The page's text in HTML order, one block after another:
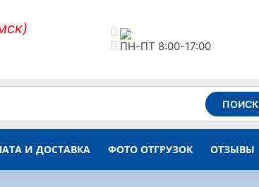
ПН-ПТ 8:00-17:00
ПОИСК
И ДОСТАВКА ФОТО ОТГРУЗОК ОТЗЫВЫ